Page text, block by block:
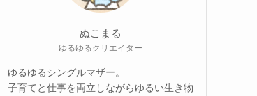
ぬこまる
ゆるゆるクリエイター
ゆるゆるシングルマザー。
子育てと仕事を両立しながらゆるい生き物